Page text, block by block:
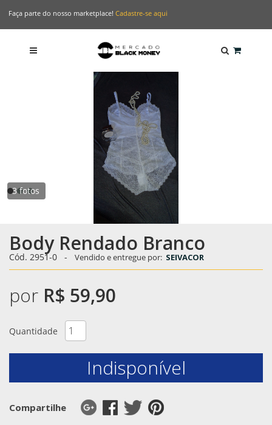
Faça parte do nosso marketplace! Cadastre-se aqui
3 fotos
Body Rendado Branco
Cód. 2951-0 - Vendido e entregue por: SEIVACOR
por R$ 59,90
Quantidade
Indisponível
Compartilhe